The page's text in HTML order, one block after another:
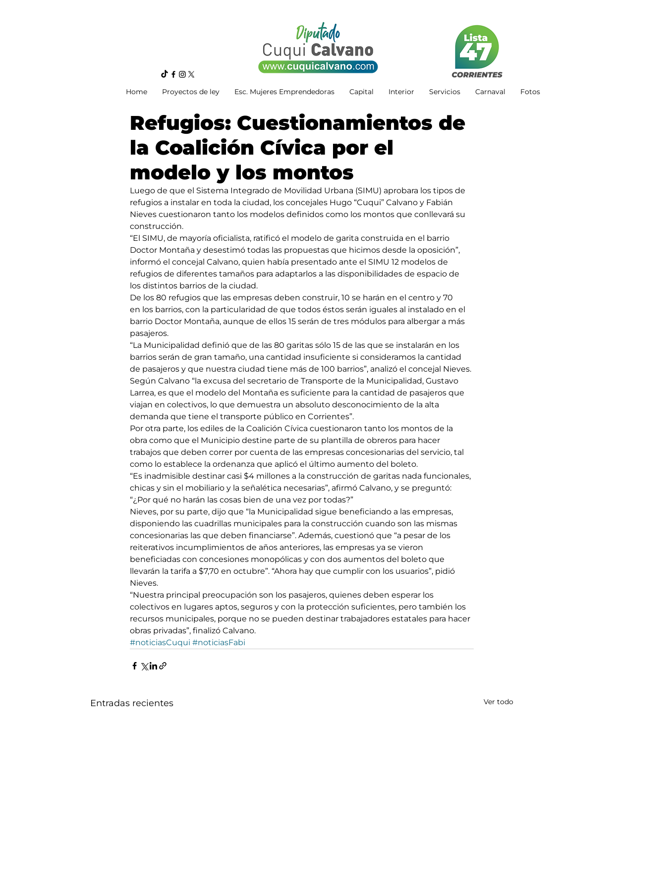
Home Proyectos de ley Esc. Mujeres Emprendedoras Capital Interior Servicios Carnaval Fotos
Refugios: Cuestionamientos de
la Coalición Cívica por el
modelo y los montos
Luego de que el Sistema Integrado de Movilidad Urbana (SIMU) aprobara los tipos de
refugios a instalar en toda la ciudad, los concejales Hugo “Cuqui” Calvano y Fabián
Nieves cuestionaron tanto los modelos definidos como los montos que conllevará su
construcción.
“El SIMU, de mayoría oficialista, ratificó el modelo de garita construida en el barrio
Doctor Montaña y desestimó todas las propuestas que hicimos desde la oposición”,
informó el concejal Calvano, quien había presentado ante el SIMU 12 modelos de
refugios de diferentes tamaños para adaptarlos a las disponibilidades de espacio de
los distintos barrios de la ciudad.
De los 80 refugios que las empresas deben construir, 10 se harán en el centro y 70
en los barrios, con la particularidad de que todos éstos serán iguales al instalado en el
barrio Doctor Montaña, aunque de ellos 15 serán de tres módulos para albergar a más
pasajeros.
“La Municipalidad definió que de las 80 garitas sólo 15 de las que se instalarán en los
barrios serán de gran tamaño, una cantidad insuficiente si consideramos la cantidad
de pasajeros y que nuestra ciudad tiene más de 100 barrios”, analizó el concejal Nieves.
Según Calvano “la excusa del secretario de Transporte de la Municipalidad, Gustavo
Larrea, es que el modelo del Montaña es suficiente para la cantidad de pasajeros que
viajan en colectivos, lo que demuestra un absoluto desconocimiento de la alta
demanda que tiene el transporte público en Corrientes”.
Por otra parte, los ediles de la Coalición Cívica cuestionaron tanto los montos de la
obra como que el Municipio destine parte de su plantilla de obreros para hacer
trabajos que deben correr por cuenta de las empresas concesionarias del servicio, tal
como lo establece la ordenanza que aplicó el último aumento del boleto.
“Es inadmisible destinar casi $4 millones a la construcción de garitas nada funcionales,
chicas y sin el mobiliario y la señalética necesarias”, afirmó Calvano, y se preguntó:
“¿Por qué no harán las cosas bien de una vez por todas?”
Nieves, por su parte, dijo que “la Municipalidad sigue beneficiando a las empresas,
disponiendo las cuadrillas municipales para la construcción cuando son las mismas
concesionarias las que deben financiarse”. Además, cuestionó que “a pesar de los
reiterativos incumplimientos de años anteriores, las empresas ya se vieron
beneficiadas con concesiones monopólicas y con dos aumentos del boleto que
llevarán la tarifa a $7,70 en octubre”. “Ahora hay que cumplir con los usuarios”, pidió
Nieves.
“Nuestra principal preocupación son los pasajeros, quienes deben esperar los
colectivos en lugares aptos, seguros y con la protección suficientes, pero también los
recursos municipales, porque no se pueden destinar trabajadores estatales para hacer
obras privadas”, finalizó Calvano.
#noticiasCuqui #noticiasFabi
Entradas recientes Ver todo